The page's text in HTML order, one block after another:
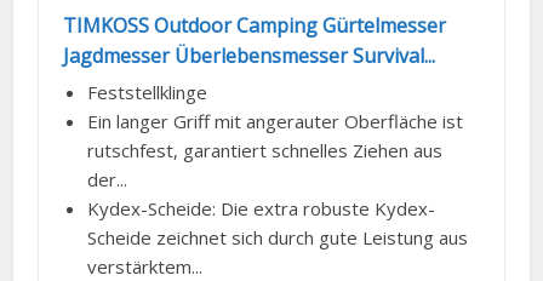
TIMKOSS Outdoor Camping Gürtelmesser
Jagdmesser Überlebensmesser Survival...
Feststellklinge
Ein langer Griff mit angerauter Oberfläche ist
rutschfest, garantiert schnelles Ziehen aus
der...
Kydex-Scheide: Die extra robuste Kydex-
Scheide zeichnet sich durch gute Leistung aus
verstärktem...